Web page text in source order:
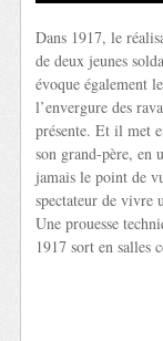
Dans 1917, le
de deux jeunes
évoque également
l’envergure des
présente. Et il met
son grand-père, en
jamais le point de
spectateur de vivre
Une prouesse
1917 sort en salles